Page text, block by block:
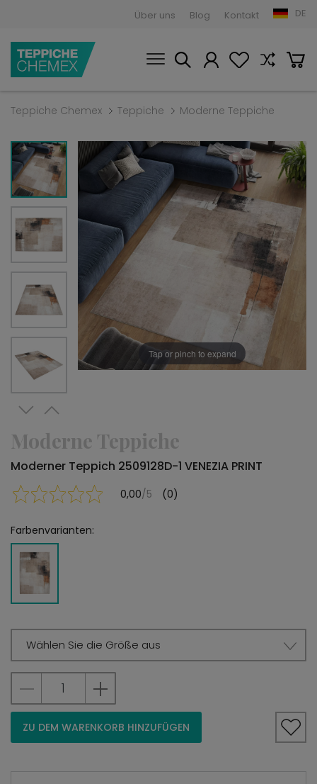
Über uns Blog Kontakt DE
Teppiche Chemex Teppiche Moderne Teppiche
Tap or pinch to expand
Moderne Teppiche
Moderner Teppich 2509128D-1 VENEZIA PRINT
0,00/5 (0)
Farbenvarianten:
Wählen Sie die Größe aus
ZU DEM WARENKORB HINZUFÜGEN